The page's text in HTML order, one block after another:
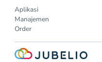
Aplikasi
Manajemen
Order